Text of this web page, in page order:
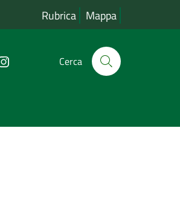
Rubrica Mappa
Cerca